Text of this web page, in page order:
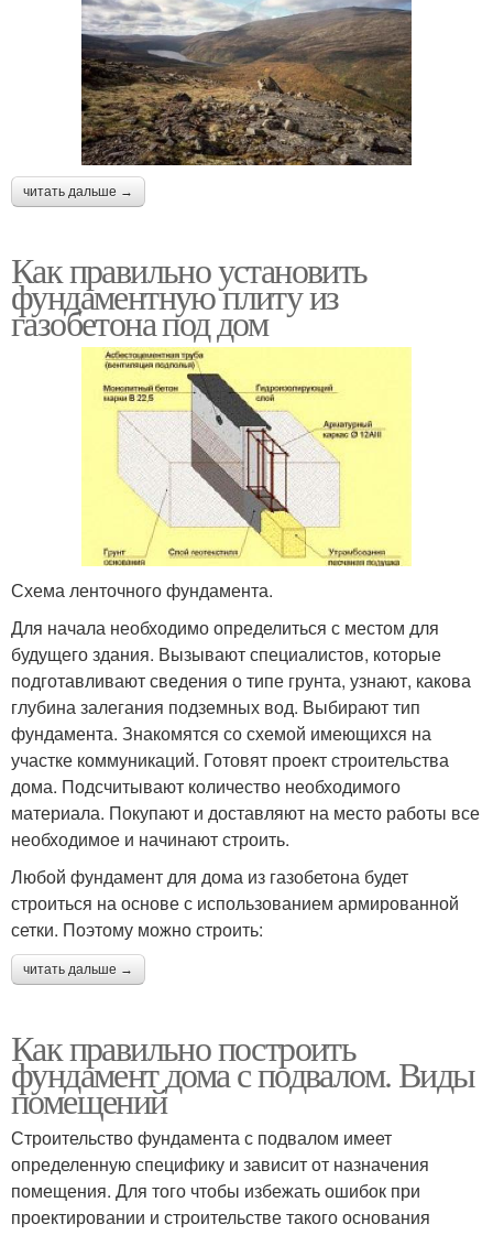
читать дальше →
Как правильно установить
фундаментную плиту из
газобетона под дом
Схема ленточного фундамента.
Для начала необходимо определиться с местом для
будущего здания. Вызывают специалистов, которые
подготавливают сведения о типе грунта, узнают, какова
глубина залегания подземных вод. Выбирают тип
фундамента. Знакомятся со схемой имеющихся на
участке коммуникаций. Готовят проект строительства
дома. Подсчитывают количество необходимого
материала. Покупают и доставляют на место работы все
необходимое и начинают строить.
Любой фундамент для дома из газобетона будет
строиться на основе с использованием армированной
сетки. Поэтому можно строить:
читать дальше →
Как правильно построить
фундамент дома с подвалом. Виды
помещений
Строительство фундамента с подвалом имеет
определенную специфику и зависит от назначения
помещения. Для того чтобы избежать ошибок при
проектировании и строительстве такого основания